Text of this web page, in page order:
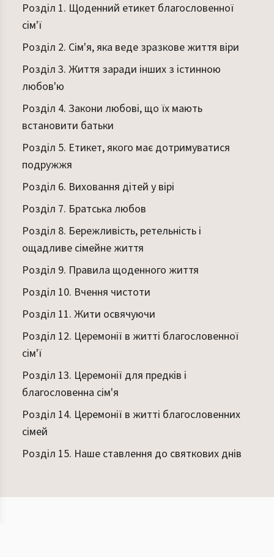
Розділ 1. Щоденний етикет благословенної
сім'ї
Розділ 2. Сім'я, яка веде зразкове життя віри
Розділ 3. Життя заради інших з істинною
любов'ю
Розділ 4. Закони любові, що їх мають
встановити батьки
Розділ 5. Етикет, якого має дотримуватися
подружжя
Розділ 6. Виховання дітей у вірі
Розділ 7. Братська любов
Розділ 8. Бережливість, ретельність і
ощадливе сімейне життя
Розділ 9. Правила щоденного життя
Розділ 10. Вчення чистоти
Розділ 11. Жити освячуючи
Розділ 12. Церемонії в житті благословенної
сім'ї
Розділ 13. Церемонії для предків і
благословенна сім'я
Розділ 14. Церемонії в житті благословенних
сімей
Розділ 15. Наше ставлення до святкових днів